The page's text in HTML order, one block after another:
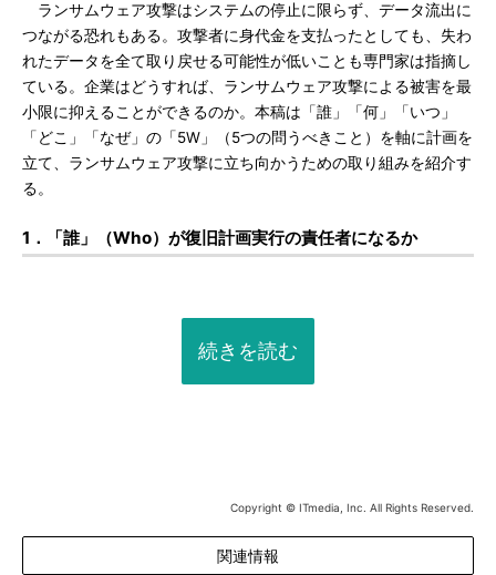
ランサムウェア攻撃はシステムの停止に限らず、データ流出に
つながる恐れもある。攻撃者に身代金を支払ったとしても、失わ
れたデータを全て取り戻せる可能性が低いことも専門家は指摘し
ている。企業はどうすれば、ランサムウェア攻撃による被害を最
小限に抑えることができるのか。本稿は「誰」「何」「いつ」
「どこ」「なぜ」の「5W」（5つの問うべきこと）を軸に計画を
立て、ランサムウェア攻撃に立ち向かうための取り組みを紹介す
る。
1．「誰」（Who）が復旧計画実行の責任者になるか
続きを読む
Copyright © ITmedia, Inc. All Rights Reserved.
関連情報